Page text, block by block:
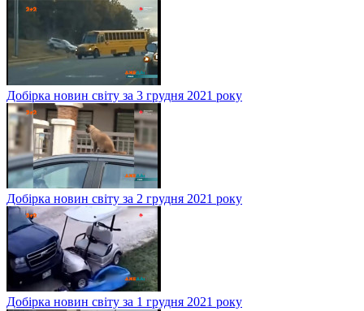
Добірка новин світу за 3 грудня 2021 року
Добірка новин світу за 2 грудня 2021 року
Добірка новин світу за 1 грудня 2021 року